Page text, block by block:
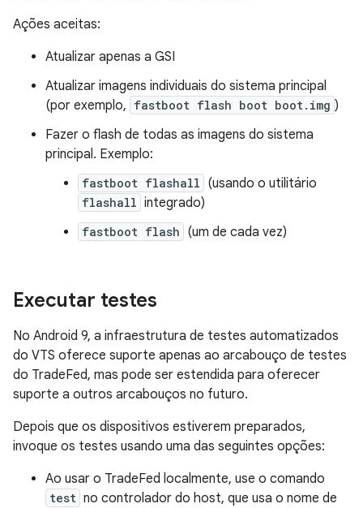
Ações aceitas:
Atualizar apenas a GSI
Atualizar imagens individuais do sistema principal
(por exemplo, fastboot flash boot boot.img )
Fazer o flash de todas as imagens do sistema
principal. Exemplo:
fastboot flashall (usando o utilitário
flashall integrado)
fastboot flash (um de cada vez)
Executar testes
No Android 9, a infraestrutura de testes automatizados
do VTS oferece suporte apenas ao arcabouço de testes
do TradeFed, mas pode ser estendida para oferecer
suporte a outros arcabouços no futuro.
Depois que os dispositivos estiverem preparados,
invoque os testes usando uma das seguintes opções:
Ao usar o TradeFed localmente, use o comando
test no controlador do host, que usa o nome de